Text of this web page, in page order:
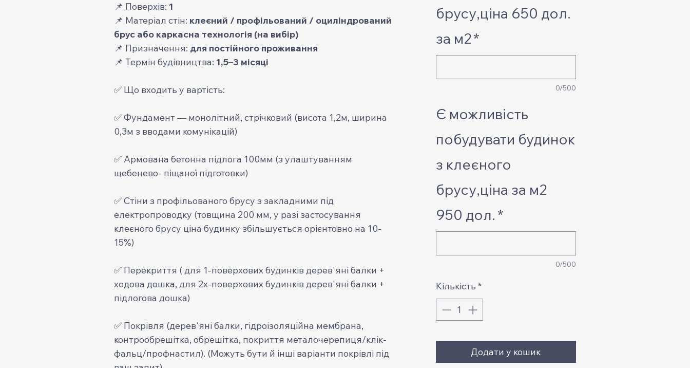
📌 Поверхів: 1
📌 Матеріал стін: клеєний / профільований / оциліндрований
брус або каркасна технологія (на вибір)
📌 Призначення: для постійного проживання
📌 Термін будівництва: 1,5–3 місяці
✅ Що входить у вартість:
✅ Фундамент — монолітний, стрічковий (висота 1,2м, ширина
0,3м з вводами комунікацій)
✅ Армована бетонна підлога 100мм (з улаштуванням
щебенево- піщаної підготовки)
✅ Стіни з профільованого брусу з закладними під
електропроводку (товщина 200 мм, у разі застосування
клеєного брусу ціна будинку збільшується орієнтовно на 10-
15%)
✅ Перекриття ( для 1-поверхових будинків дерев'яні балки +
ходова дошка, для 2х-поверхових будинків дерев'яні балки +
підлогова дошка)
✅ Покрівля (дерев'яні балки, гідроізоляційна мембрана,
контрообрешітка, обрешітка, покриття металочерепиця/клік-
фальц/профнастил). (Можуть бути й інші варіанти покрівлі під
брусу,ціна 650 дол.
за м2*
0/500
Є можливість
побудувати будинок
з клеєного
брусу,ціна за м2
950 дол. *
0/500
Кількість *
Додати у кошик